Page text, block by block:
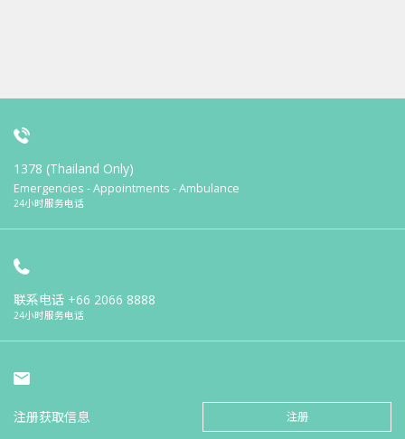
1378 (Thailand Only)
Emergencies - Appointments - Ambulance
24小时服务电话
联系电话 +66 2066 8888
24小时服务电话
注册获取信息 注册